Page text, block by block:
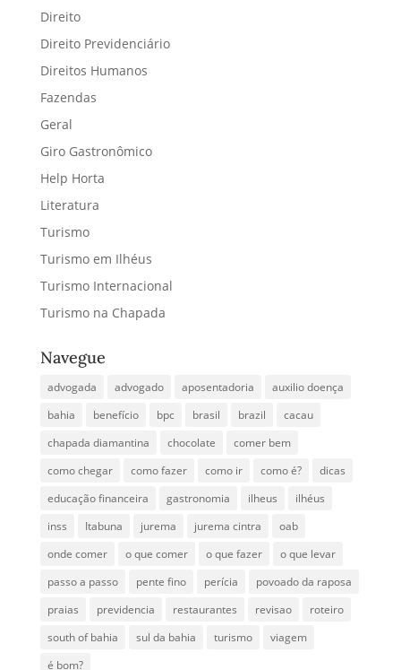
Direito
Direito Previdenciário
Direitos Humanos
Fazendas
Geral
Giro Gastronômico
Help Horta
Literatura
Turismo
Turismo em Ilhéus
Turismo Internacional
Turismo na Chapada
Navegue
advogada advogado aposentadoria
auxilio doença
bahia
benefício bpc brasil brazil
cacau
chapada diamantina
chocolate
comer bem
como chegar
como fazer como ir como é?
dicas
educação financeira
gastronomia ilheus
ilhéus
inss
Itabuna jurema jurema cintra
oab
onde comer
o que comer o que fazer
o que levar
passo a passo
pente fino perícia
povoado da raposa
praias
previdencia restaurantes revisao
roteiro
south of bahia
sul da bahia turismo
viagem
é bom?